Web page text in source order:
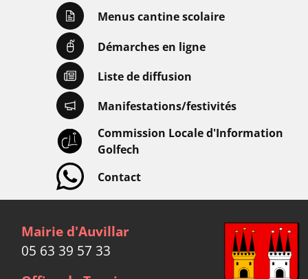
Menus cantine scolaire
Démarches en ligne
Liste de diffusion
Manifestations/festivités
Commission Locale d'Information
Golfech
Contact
Mairie d'Auvillar
05 63 39 57 33